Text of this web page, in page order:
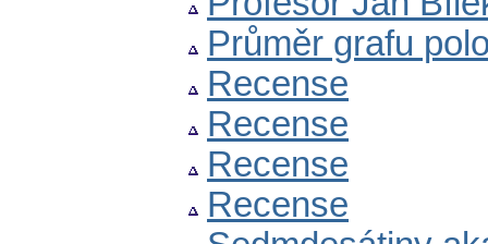
Průměr grafu
Recense
Recense
Recense
Recense